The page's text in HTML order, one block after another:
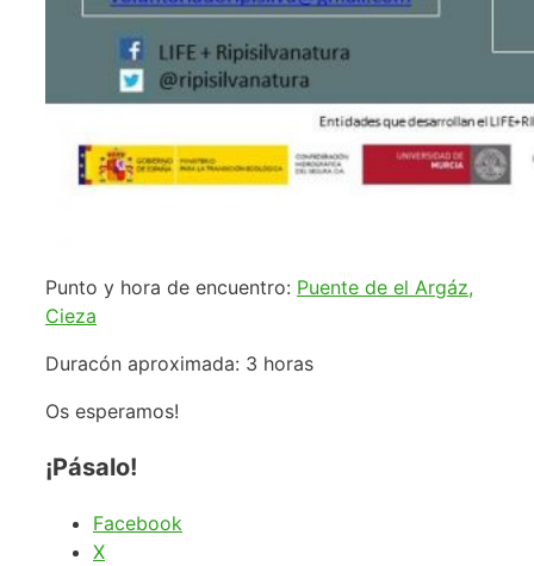
Punto y hora de encuentro: Puente de el Argáz,
Cieza
Duracón aproximada: 3 horas
Os esperamos!
¡Pásalo!
Facebook
X